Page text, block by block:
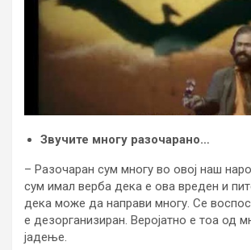
Звучите многу разочарано…
– Разочаран сум многу во овој наш
сум имал верба дека е ова вреден и
дека може да направи многу. Се
е дезорганизиран. Веројатно е тоа од
јадење.